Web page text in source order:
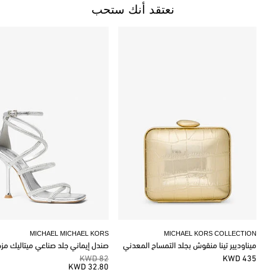
نعتقد أنك ستحب
MICHAEL MICHAEL KORS
صندل إيماني جلد صناعي ميتاليك
82 KWD
32.80 KWD
MICHAEL KORS COLLECTION
ميناوديير تينا منقوش بجلد التمساح المعدني
435 KWD